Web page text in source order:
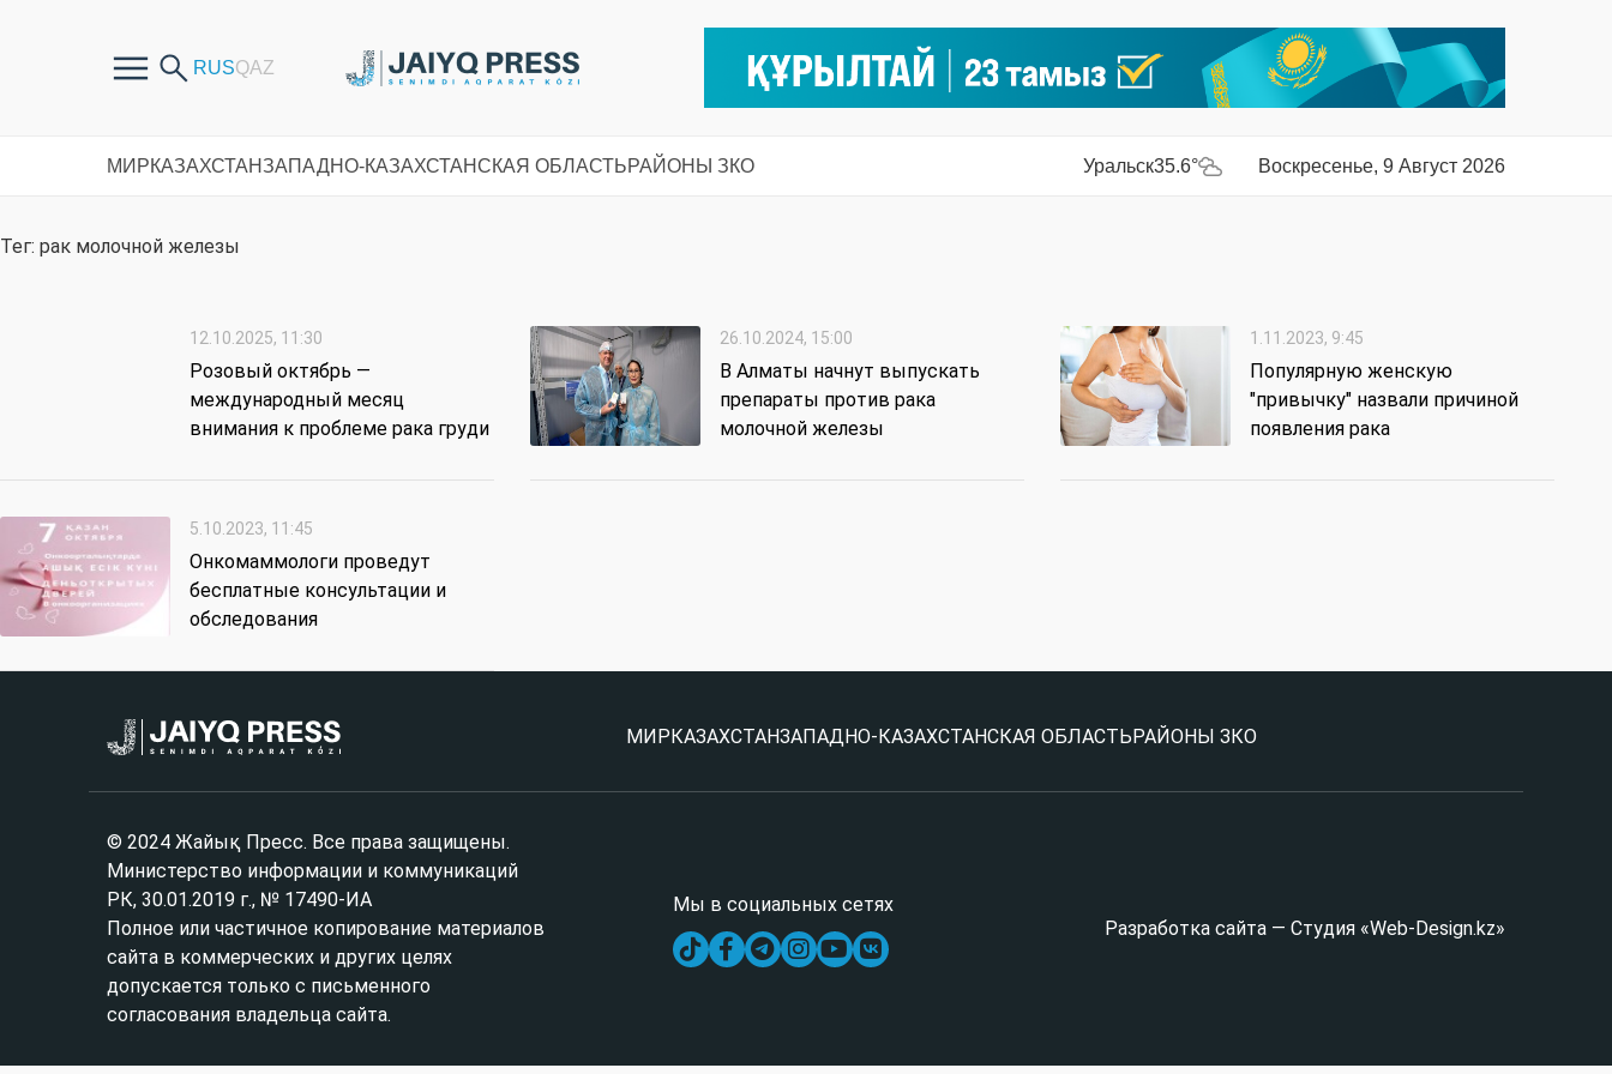
МИРКАЗАХСТАНЗАПАДНО-КАЗАХСТАНСКАЯ ОБЛАСТЬРАЙОНЫ ЗКО Уральск35.6° Воскресенье, 9 Август 2026
Тег: рак молочной железы
12.10.2025, 11:30
Розовый октябрь —
международный месяц
внимания к проблеме рака груди
26.10.2024, 15:00
В Алматы начнут выпускать
препараты против рака
молочной железы
1.11.2023, 9:45
Популярную женскую
"привычку" назвали причиной
появления рака
5.10.2023, 11:45
Онкомаммологи проведут
бесплатные консультации и
обследования
МИР КАЗАХСТАНЗАПАДНО-КАЗАХСТАНСКАЯ ОБЛАСТЬ РАЙОНЫ ЗКО
© 2024 Жайық Пресс. Все права защищены.
Министерство информации и коммуникаций
РК, 30.01.2019 г., № 17490-ИА
Полное или частичное копирование материалов
сайта в коммерческих и других целях
допускается только с письменного
согласования владельца сайта.
Мы в социальных сетях
Разработка сайта — Студия «Web-Design.kz»